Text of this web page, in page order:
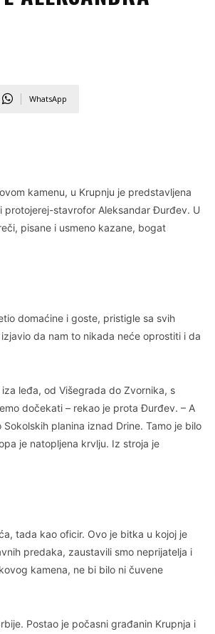
WhatsApp
kamenu, u Krupnju je predstavljena
protojerej-stavrofor Aleksandar Đurđev. U
pisane i usmeno kazane, bogat
domaćine i goste, pristigle sa svih
da nam to nikada neće oprostiti i da
leđa, od Višegrada do Zvornika, s
dočekati – rekao je prota Đurđev. – A
planina iznad Drine. Tamo je bilo
je natopljena krvlju. Iz stroja je
tada kao oficir. Ovo je bitka u kojoj je
predaka, zaustavili smo neprijatelja i
kamena, ne bi bilo ni čuvene
Postao je počasni građanin Krupnja i